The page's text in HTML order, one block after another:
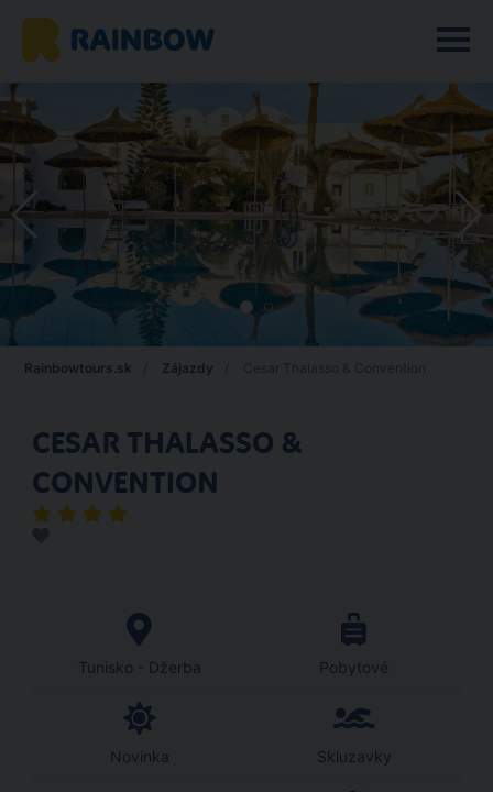
Rainbowtours.sk Zájazdy
CESAR THALASSO &
CONVENTION
Tunisko - Džerba Pobytové
Novinka Skluzavky